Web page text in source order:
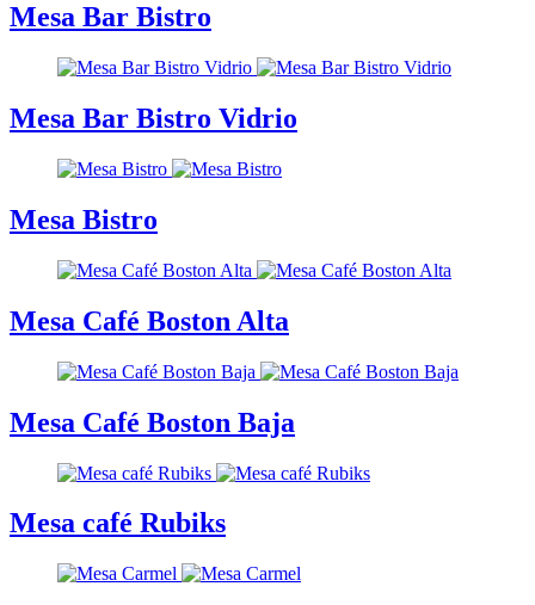
Mesa Bar Bistro
Mesa Bar Bistro Vidrio
Mesa Bistro
Mesa Café Boston Alta
Mesa Café Boston Baja
Mesa café Rubiks